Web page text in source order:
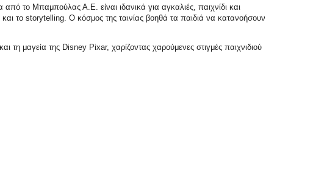
το Μπαμπούλας Α.Ε. είναι ιδανικά για αγκαλιές, παιχνίδι και
το storytelling. Ο κόσμος της ταινίας βοηθά τα παιδιά να κατανοήσουν
μαγεία της Disney Pixar, χαρίζοντας χαρούμενες στιγμές παιχνιδιού